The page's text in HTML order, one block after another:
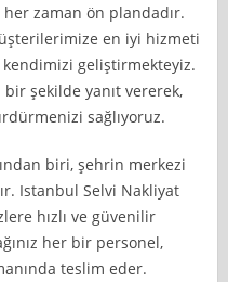
zaman ön plandadır.
en iyi hizmeti
geliştirmekteyiz.
şekilde yanıt vererek,
sağlıyoruz.
biri, şehrin merkezi
Istanbul Selvi Nakliyat
hızlı ve güvenilir
her bir personel,
teslim eder.